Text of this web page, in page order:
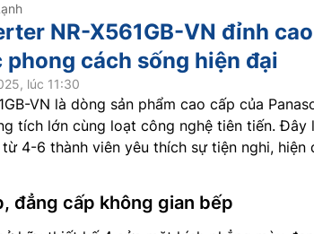
NR-X561GB-VN đỉnh cao
cách sống hiện đại
lúc 11:30
VN là dòng sản phẩm cao cấp của
tích lớn cùng loạt công nghệ tiên tiến. Đây
4-6 thành viên yêu thích sự tiện nghi, hiện
đẳng cấp không gian bếp